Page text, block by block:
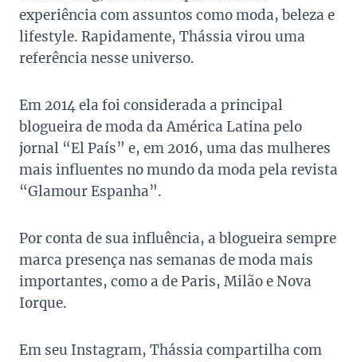
experiência com assuntos como moda, beleza e
lifestyle. Rapidamente, Thássia virou uma
referência nesse universo.
Em 2014 ela foi considerada a principal
blogueira de moda da América Latina pelo
jornal “El País” e, em 2016, uma das mulheres
mais influentes no mundo da moda pela revista
“Glamour Espanha”.
Por conta de sua influência, a blogueira sempre
marca presença nas semanas de moda mais
importantes, como a de Paris, Milão e Nova
Iorque.
Em seu Instagram, Thássia compartilha com